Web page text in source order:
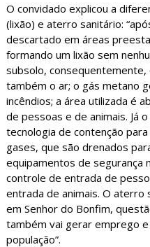
O convidado explicou a
(lixão) e aterro sanitário:
descartado em áreas
formando um lixão sem
subsolo,
também o ar; o gás metano
incêndios; a área utilizada é
de pessoas e de animais. Já
tecnologia de contenção
gases, que são drenados
equipamentos de segurança
controle de entrada de
entrada de animais. O aterro
em Senhor do Bonfim,
também vai gerar emprego
população”.